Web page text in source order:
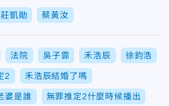
莊凱勛 蔡黃汝
法院 吳子霏 禾浩辰 徐鈞浩
2 禾浩辰結婚了嗎
婆是誰 無罪推定2什麼時候播出